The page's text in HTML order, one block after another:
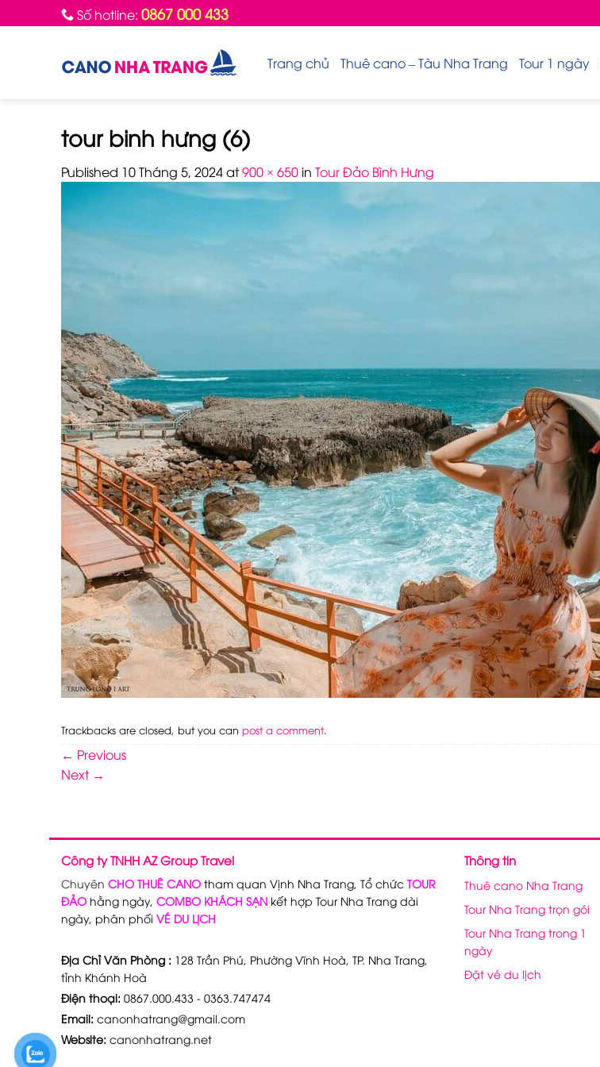
to
Số hotline: 0867 000 433
Trang chủ Thuê cano – Tàu Nha Trang Tour 1 ngày
tour binh hưng (6)
Published 10 Tháng 5, 2024at900 × 650 in Tour Đảo Bình Hưng
Trackbacks are closed, but you can post a comment.
← Previous
Next →
Công ty TNHH AZ Group Travel
Chuyên CHO THUÊ CANO tham quan Vịnh Nha Trang, Tổ chức TOUR
ĐẢO hằng ngày, COMBO KHÁCH SẠN kết hợp Tour Nha Trang dài
ngày, phân phối VÉ DU LỊCH
Địa Chỉ Văn Phòng : 128 Trần Phú, Phường Vĩnh Hoà, TP. Nha Trang,
tỉnh Khánh Hoà
Điện thoại: 0867.000.433 - 0363.747474
Email: canonhatrang@gmail.com
Website: canonhatrang.net
Thông tin
Thuê cano Nha Trang
Tour Nha Trang trọn gói
Tour Nha Trang trong 1
ngày
Đặt vé du lịch